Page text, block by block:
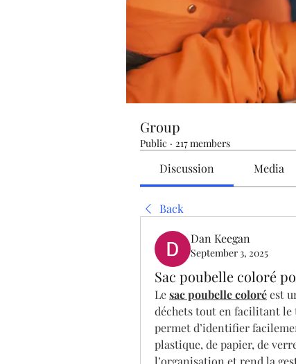
Group
Public · 217 members
Discussion Media
Back
Dan Keegan
September 3, 2025
Sac poubelle coloré
Le sac poubelle coloré est
déchets tout en facilitant le
permet d’identifier
plastique, de papier, de
l’organisation et rend la